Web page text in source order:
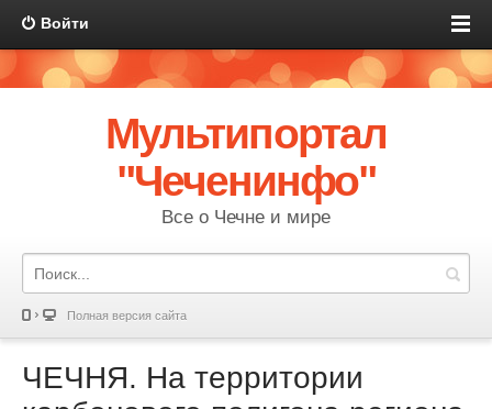
Войти
Мультипортал
"Чеченинфо"
Все о Чечне и мире
Полная версия сайта
ЧЕЧНЯ. На территории